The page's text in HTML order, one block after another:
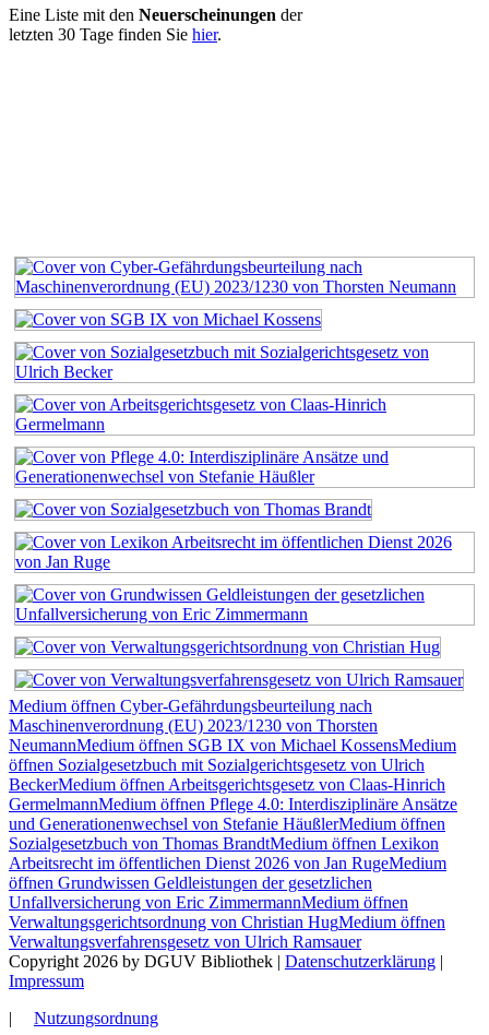
Eine Liste mit den Neuerscheinungen der
letzten 30 Tage finden Sie hier.
Medium öffnen Cyber-Gefährdungsbeurteilung nach
Maschinenverordnung (EU) 2023/1230 von Thorsten
NeumannMedium öffnen SGB IX von Michael KossensMedium
öffnen Sozialgesetzbuch mit Sozialgerichtsgesetz von Ulrich
BeckerMedium öffnen Arbeitsgerichtsgesetz von Claas-Hinrich
GermelmannMedium öffnen Pflege 4.0: Interdisziplinäre Ansätze
und Generationenwechsel von Stefanie HäußlerMedium öffnen
Sozialgesetzbuch von Thomas BrandtMedium öffnen Lexikon
Arbeitsrecht im öffentlichen Dienst 2026 von Jan RugeMedium
öffnen Grundwissen Geldleistungen der gesetzlichen
Unfallversicherung von Eric ZimmermannMedium öffnen
Verwaltungsgerichtsordnung von Christian HugMedium öffnen
Verwaltungsverfahrensgesetz von Ulrich Ramsauer
Copyright 2026 by DGUV Bibliothek | Datenschutzerklärung |
Impressum
| Nutzungsordnung